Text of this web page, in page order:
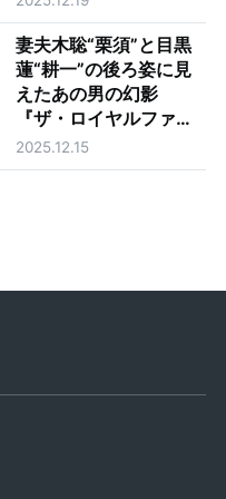
ュー
妻夫木聡“栗須”と目黒
蓮“耕一”の後ろ姿に見
えたあの男の幻影
『ザ・ロイヤルファミ
リー』最終話
2025.12.15